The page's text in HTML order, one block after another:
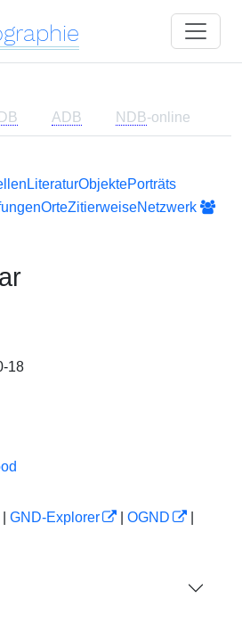
ADB NDB-online
LiteraturObjektePorträts
OrteZitierweiseNetzwerk
18
GND-Explorer OGND